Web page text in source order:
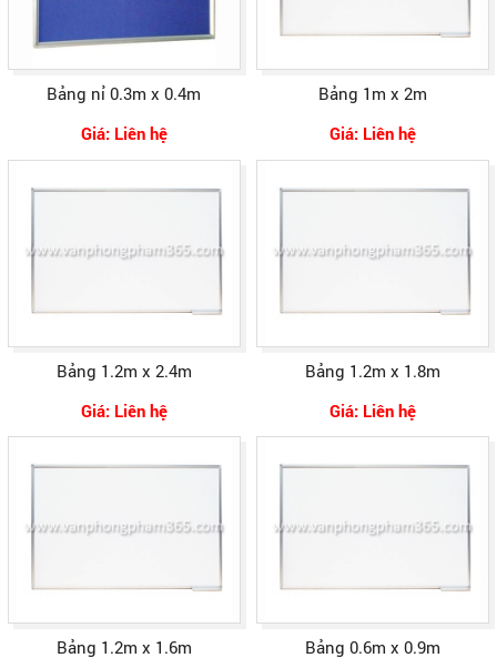
Bảng nỉ 0.3m x 0.4m
Giá: Liên hệ
Bảng 1m x 2m
Giá: Liên hệ
Bảng 1.2m x 2.4m
Giá: Liên hệ
Bảng 1.2m x 1.8m
Giá: Liên hệ
Bảng 1.2m x 1.6m
Bảng 0.6m x 0.9m